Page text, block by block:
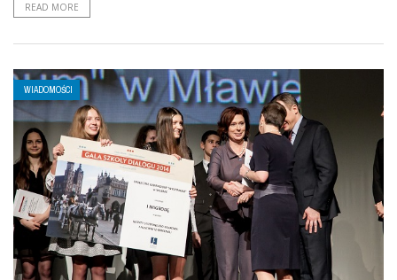
READ MORE
WIADOMOŚCI